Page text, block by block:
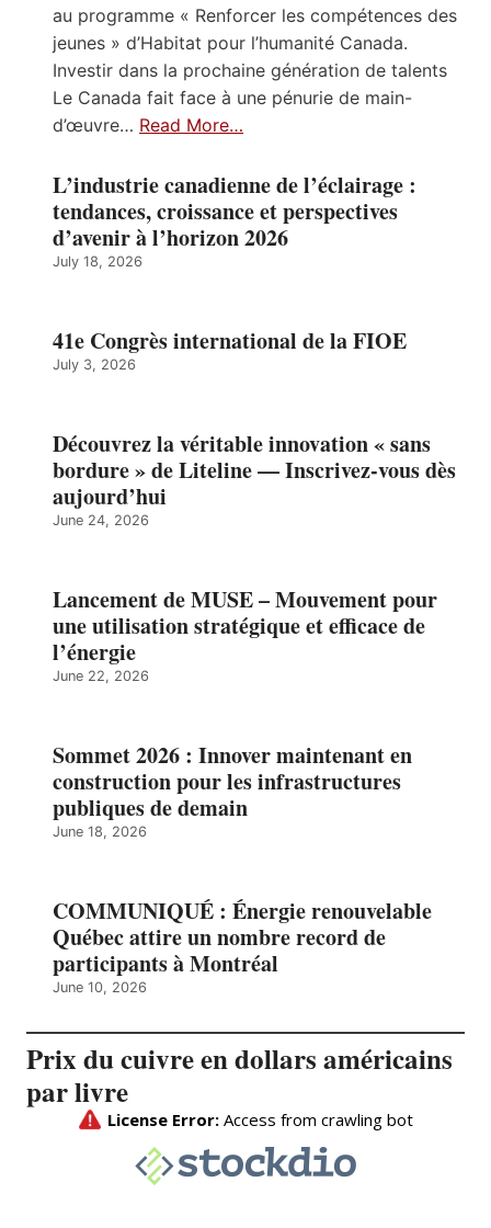
au programme « Renforcer les compétences des
jeunes » d’Habitat pour l’humanité Canada.
Investir dans la prochaine génération de talents
Le Canada fait face à une pénurie de main-
d’œuvre… Read More…
L’industrie canadienne de l’éclairage :
tendances, croissance et perspectives
d’avenir à l’horizon 2026
July 18, 2026
41e Congrès international de la FIOE
July 3, 2026
Découvrez la véritable innovation « sans
bordure » de Liteline — Inscrivez-vous dès
aujourd’hui
June 24, 2026
Lancement de MUSE – Mouvement pour
une utilisation stratégique et efficace de
l’énergie
June 22, 2026
Sommet 2026 : Innover maintenant en
construction pour les infrastructures
publiques de demain
June 18, 2026
COMMUNIQUÉ : Énergie renouvelable
Québec attire un nombre record de
participants à Montréal
June 10, 2026
Prix du cuivre en dollars américains
par livre